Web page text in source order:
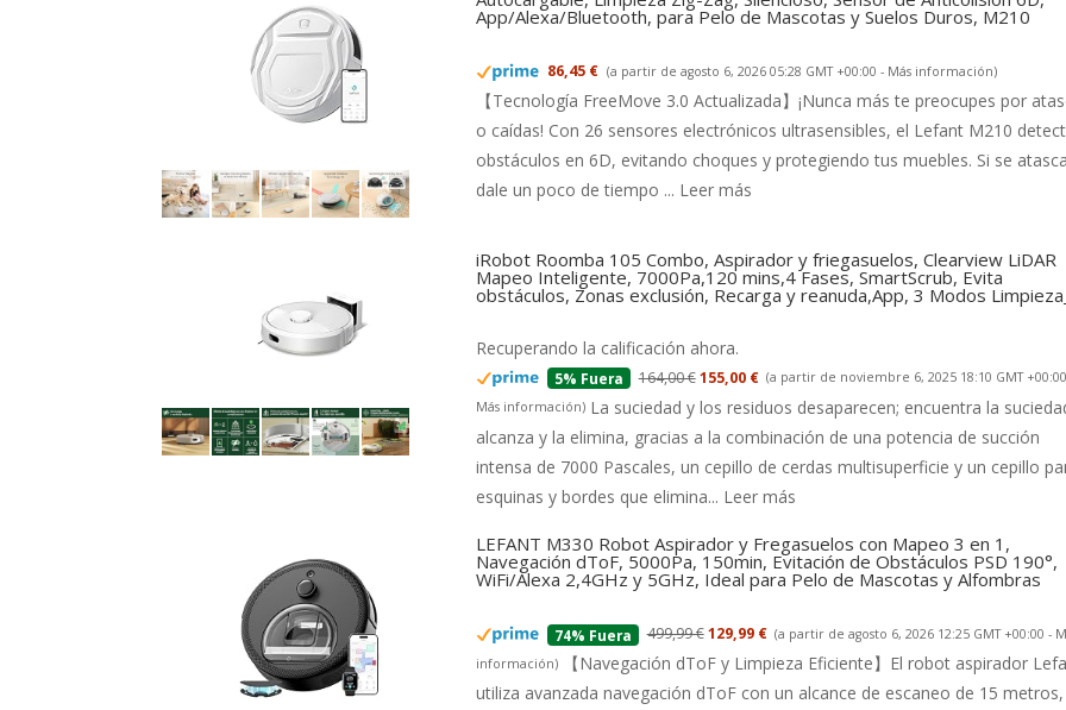
App/Alexa/Bluetooth, para Pelo de Mascotas y Suelos Duros, M210
86,45 € (a partir de agosto 6, 2026 05:28 GMT +00:00 - Más información)
【Tecnología FreeMove 3.0 Actualizada】¡Nunca más te preocupes por
o caídas! Con 26 sensores electrónicos ultrasensibles, el Lefant M210
obstáculos en 6D, evitando choques y protegiendo tus muebles. Si se
dale un poco de tiempo ... Leer más
iRobot Roomba 105 Combo, Aspirador y friegasuelos, Clearview LiDAR
Mapeo Inteligente, 7000Pa,120 mins,4 Fases, SmartScrub, Evita
obstáculos, Zonas exclusión, Recarga y reanuda,App, 3 Modos
Recuperando la calificación ahora.
5% Fuera 164,00 €155,00 € (a partir de noviembre 6, 2025 18:10 GMT
Más información) La suciedad y los residuos desaparecen; encuentra la
alcanza y la elimina, gracias a la combinación de una potencia de succión
intensa de 7000 Pascales, un cepillo de cerdas multisuperficie y un cepillo
esquinas y bordes que elimina... Leer más
LEFANT M330 Robot Aspirador y Fregasuelos con Mapeo 3 en 1,
Navegación dToF, 5000Pa, 150min, Evitación de Obstáculos PSD 190°,
WiFi/Alexa 2,4GHz y 5GHz, Ideal para Pelo de Mascotas y Alfombras
74% Fuera 499,99 €129,99 € (a partir de agosto 6, 2026 12:25 GMT +00:00 -
información)
【Navegación dToF y Limpieza Eficiente】El robot aspirador
utiliza avanzada navegación dToF con un alcance de escaneo de 15 metros,